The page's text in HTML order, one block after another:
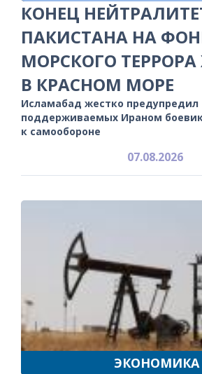
КОНЕЦ
ПАКИСТАНА НА
МОРСКОГО
В КРАСНОМ МОРЕ
Исламабад жестко предупредил
поддерживаемых Ираном
к самообороне
07.08.2026
ЭКОНОМИКА